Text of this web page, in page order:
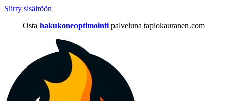
Siirry sisältöön
Osta hakukoneoptimointi palveluna tapiokauranen.com